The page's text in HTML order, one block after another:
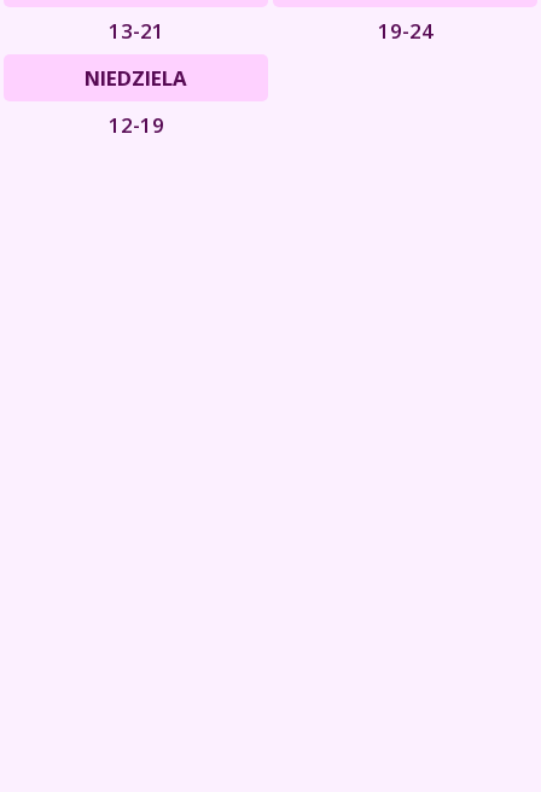
13-21
19-24
NIEDZIELA
12-19